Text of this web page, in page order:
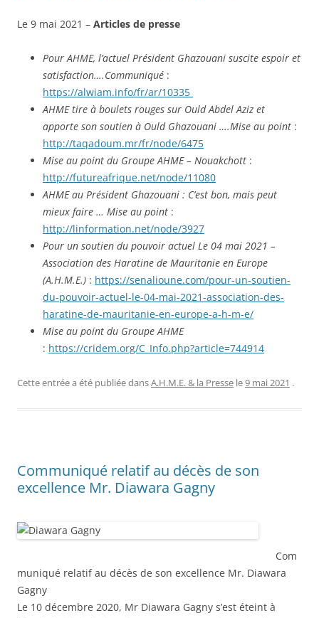
Le 9 mai 2021 – Articles de presse
Pour AHME, l’actuel Président Ghazouani suscite espoir et
satisfaction….Communiqué :
https://alwiam.info/fr/ar/10335
AHME tire à boulets rouges sur Ould Abdel Aziz et
apporte son soutien à Ould Ghazouani ….Mise au point :
http://taqadoum.mr/fr/node/6475
Mise au point du Groupe AHME – Nouakchott :
http://futureafrique.net/node/11080
AHME au Président Ghazouani : C’est bon, mais peut
mieux faire … Mise au point :
http://linformation.net/node/3927
Pour un soutien du pouvoir actuel Le 04 mai 2021 –
Association des Haratine de Mauritanie en Europe
(A.H.M.E.) : https://senalioune.com/pour-un-soutien-
du-pouvoir-actuel-le-04-mai-2021-association-des-
haratine-de-mauritanie-en-europe-a-h-m-e/
Mise au point du Groupe AHME
: https://cridem.org/C_Info.php?article=744914
Cette entrée a été publiée dansA.H.M.E. & la Presse le9 mai 2021 .
Communiqué relatif au décès de son
excellence Mr. Diawara Gagny
Com
muniqué relatif au décès de son excellence Mr. Diawara
Gagny
Le 10 décembre 2020, Mr Diawara Gagny s’est éteint à